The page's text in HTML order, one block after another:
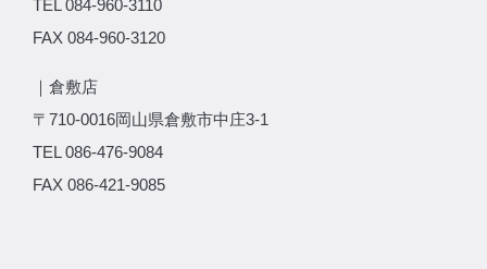
TEL 084-960-3110
FAX 084-960-3120
｜倉敷店
〒710-0016岡山県倉敷市中庄3-1
TEL 086-476-9084
FAX 086-421-9085